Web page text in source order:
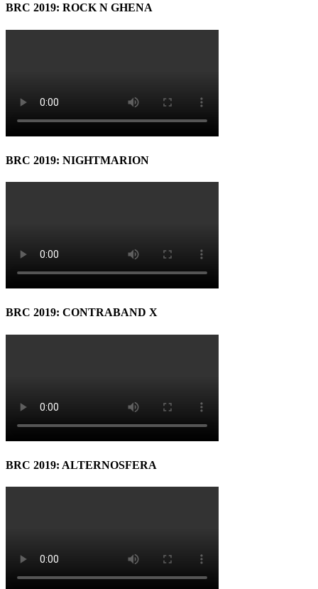
BRC 2019: ROCK N GHENA
BRC 2019: NIGHTMARION
BRC 2019: CONTRABAND X
BRC 2019: ALTERNOSFERA